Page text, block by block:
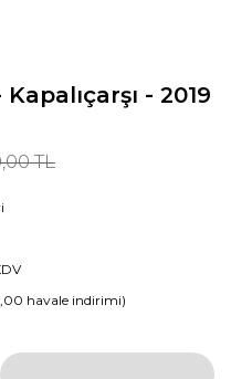
- 2019
TL
havale indirimi)